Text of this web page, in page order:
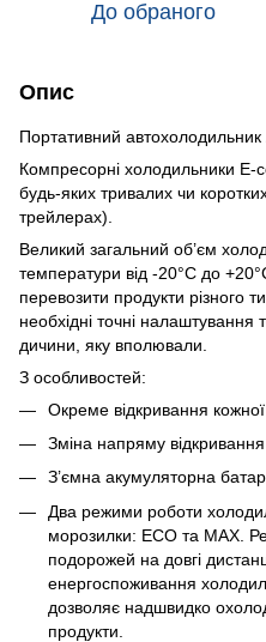
До обраного
Опис
Портативний автохолодильник
Компресорні холодильники Е-
будь-яких тривалих чи
трейлерах).
Великий загальний об’єм
температури від -20°C до
перевозити продукти різного
необхідні точні
дичини, яку вполювали.
З особливостей:
Окреме відкривання
Зміна напряму
З’ємна акумуляторна
Два режими роботи
морозилки: ECO та MAX.
подорожей на довгі
енергоспоживання
дозволяє надшвидко
продукти.